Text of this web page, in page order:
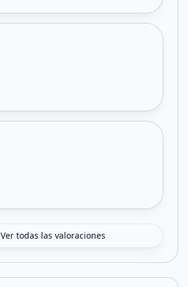
Ver todas las valoraciones